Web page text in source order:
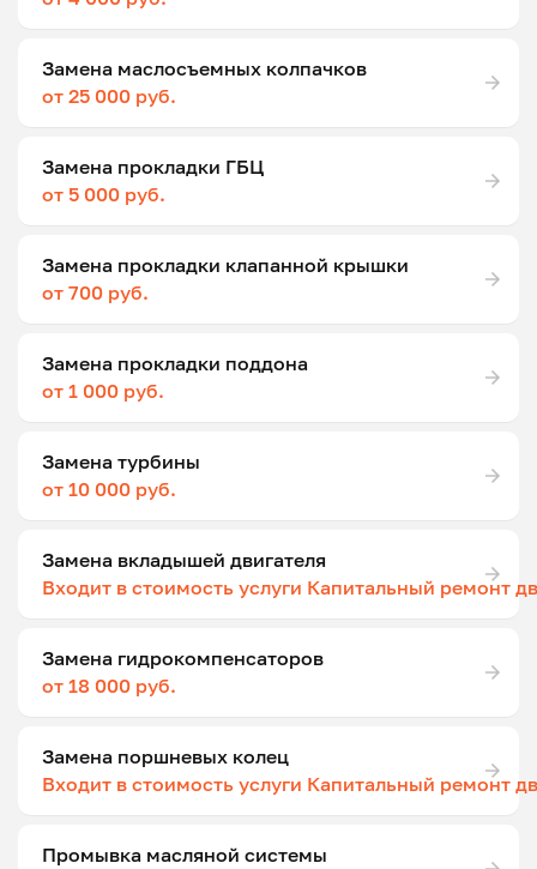
Замена маслосъемных колпачков
от 25 000 руб.
Замена прокладки ГБЦ
от 5 000 руб.
Замена прокладки клапанной крышки
от 700 руб.
Замена прокладки поддона
от 1 000 руб.
Замена турбины
от 10 000 руб.
Замена вкладышей двигателя
Входит в стоимость услуги Капитальный ремонт
Замена гидрокомпенсаторов
от 18 000 руб.
Замена поршневых колец
Входит в стоимость услуги Капитальный ремонт
Промывка масляной системы